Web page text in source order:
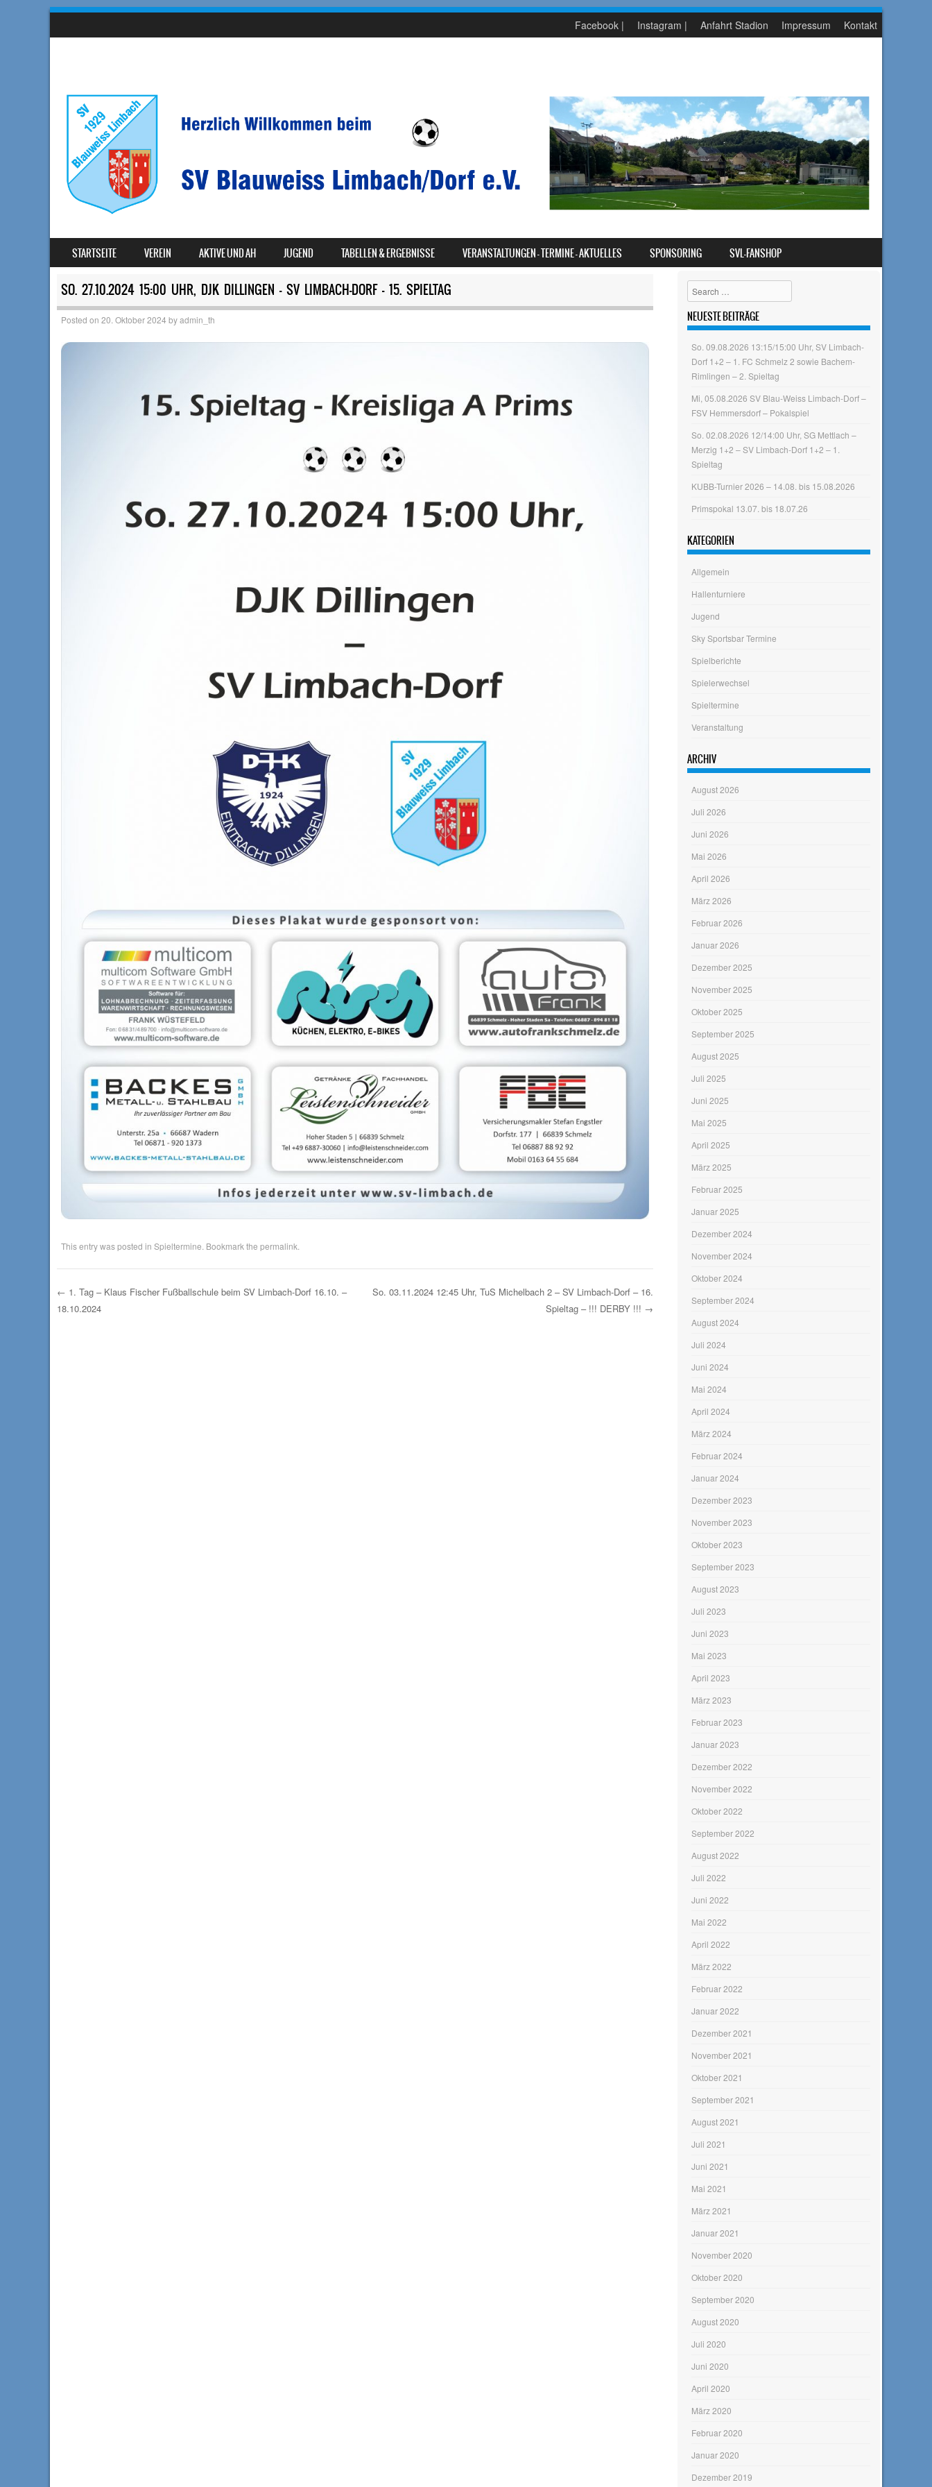
Facebook | Instagram | Anfahrt Stadion Impressum Kontakt
MENU
SKIP TO CONTENT
STARTSEITE VEREIN AKTIVE UND AH JUGEND TABELLEN & ERGEBNISSE VERANSTALTUNGEN – TERMINE – AKTUELLES SPONSORING SVL-FANSHOP
SO. 27.10.2024 15:00 UHR, DJK DILLINGEN – SV LIMBACH-DORF – 15. SPIELTAG
Posted on 20. Oktober 2024 byadmin_th
This entry was posted in Spieltermine . Bookmark the permalink
Post navigation
← 1. Tag – Klaus Fischer Fußballschule beim SV Limbach-Dorf 16.10. –
18.10.2024
So. 03.11.2024 12:45 Uhr, TuS Michelbach 2 – SV Limbach-Dorf – 16.
Spieltag – !!! DERBY !!! →
Search
NEUESTE BEITRÄGE
So. 09.08.2026 13:15/15:00 Uhr, SV Limbach-
Dorf 1+2 – 1. FC Schmelz 2 sowie Bachem-
Rimlingen – 2. Spieltag
Mi, 05.08.2026 SV Blau-Weiss Limbach-Dorf –
FSV Hemmersdorf – Pokalspiel
So. 02.08.2026 12/14:00 Uhr, SG Mettlach –
Merzig 1+2 – SV Limbach-Dorf 1+2 – 1.
Spieltag
KUBB-Turnier 2026 – 14.08. bis 15.08.2026
Primspokal 13.07. bis 18.07.26
KATEGORIEN
Allgemein
Hallenturniere
Jugend
Sky Sportsbar Termine
Spielberichte
Spielerwechsel
Spieltermine
Veranstaltung
ARCHIV
August 2026
Juli 2026
Juni 2026
Mai 2026
April 2026
März 2026
Februar 2026
Januar 2026
Dezember 2025
November 2025
Oktober 2025
September 2025
August 2025
Juli 2025
Juni 2025
Mai 2025
April 2025
März 2025
Februar 2025
Januar 2025
Dezember 2024
November 2024
Oktober 2024
September 2024
August 2024
Juli 2024
Juni 2024
Mai 2024
April 2024
März 2024
Februar 2024
Januar 2024
Dezember 2023
November 2023
Oktober 2023
September 2023
August 2023
Juli 2023
Juni 2023
Mai 2023
April 2023
März 2023
Februar 2023
Januar 2023
Dezember 2022
November 2022
Oktober 2022
September 2022
August 2022
Juli 2022
Juni 2022
Mai 2022
April 2022
März 2022
Februar 2022
Januar 2022
Dezember 2021
November 2021
Oktober 2021
September 2021
August 2021
Juli 2021
Juni 2021
Mai 2021
März 2021
Januar 2021
November 2020
Oktober 2020
September 2020
August 2020
Juli 2020
Juni 2020
April 2020
März 2020
Februar 2020
Januar 2020
Dezember 2019